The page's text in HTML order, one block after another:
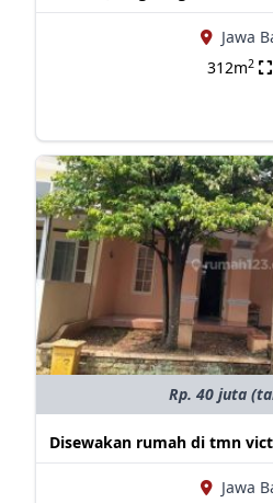
Jawa
312m2
Rp. 40 juta
Disewakan rumah di tmn
Jawa